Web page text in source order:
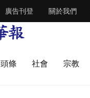
廣告刊登 關於我們
頭條 社會 宗教